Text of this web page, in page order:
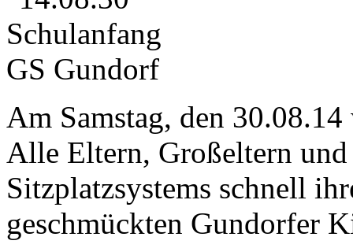
Am Samstag, den
Alle Eltern, Großeltern und
Sitzplatzsystems schnell
geschmückten Gundorfer